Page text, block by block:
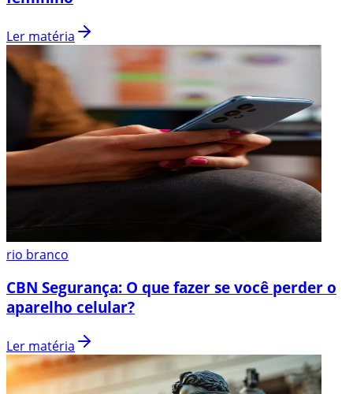
Ler matéria
rio branco
CBN Segurança: O que fazer se você perder o
aparelho celular?
Ler matéria